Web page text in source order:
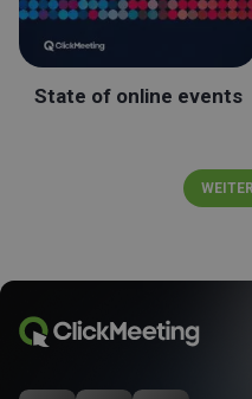
State of online events